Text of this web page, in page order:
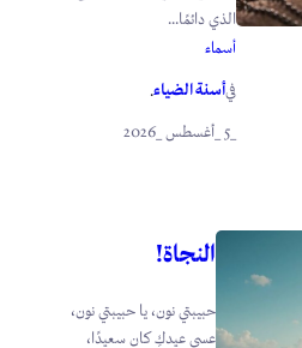
الذي دائمًا...
أسماء
فيأسنة الضياء.
_5 _أغسطس _2026
النجاة!
حبيبتي نون، يا حبيبتي نون،
عسى عيدكِ كان سعيدًا،